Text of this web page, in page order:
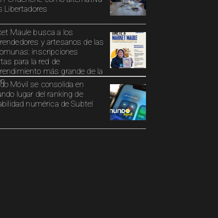
Libertadores
Maule busca a los
y artesanos de las
inscripciones
para la red de
más grande de la
Móvil se consolida en
lugar del ranking de
numérica de Subtel